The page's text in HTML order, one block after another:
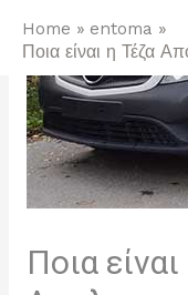
Home
entoma
Ποια είναι η Τέζα
Ποια